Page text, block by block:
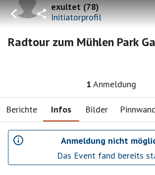
exultet(78)
Initiatorprofil
Radtour zum Mühlen Park
1 Anmeldung
Berichte Infos Bilder
Anmeldung nicht
Das Event fand bereits